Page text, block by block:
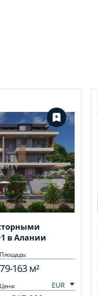
в Алании
Площадь:
79-163 м²
Цена: